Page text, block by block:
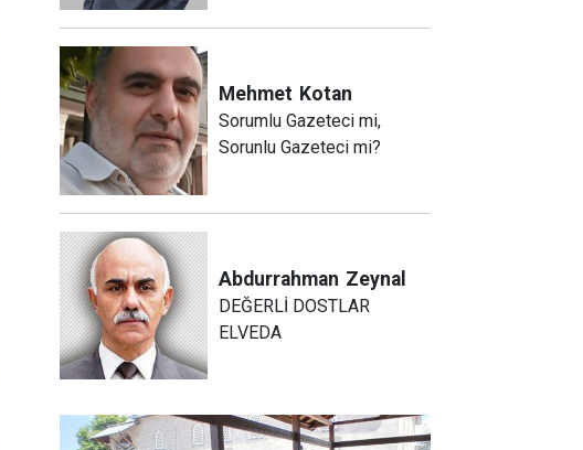
Mehmet Kotan
Sorumlu Gazeteci mi,
Sorunlu Gazeteci mi?
Abdurrahman Zeynal
DEĞERLİ DOSTLAR
ELVEDA